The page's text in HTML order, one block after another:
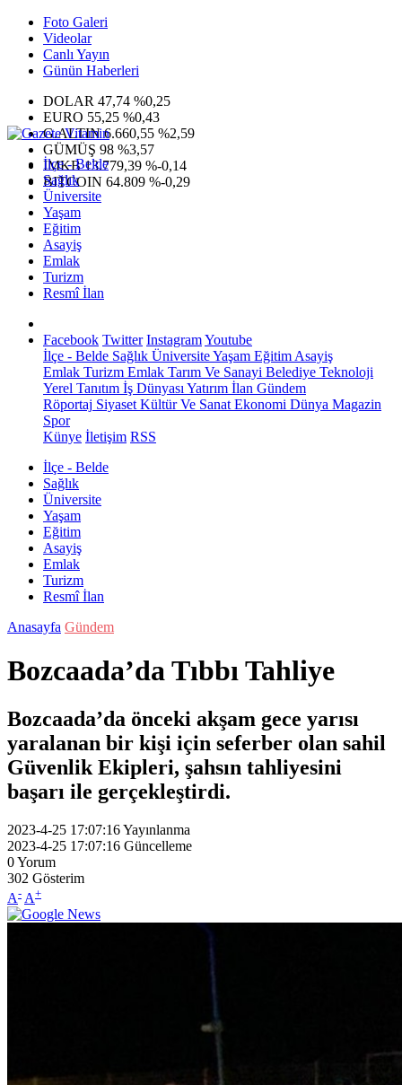
Foto Galeri
Videolar
Canlı Yayın
Günün Haberleri
DOLAR 47,74 %0,25
EURO 55,25 %0,43
G.ALTIN6.660,55 %2,59
GÜMÜŞ 98 %3,57
IMKB13.779,39 %-0,14
BITCOIN 64.809 %-0,29
İlçe - Belde
Sağlık
Üniversite
Yaşam
Eğitim
Asayiş
Emlak
Turizm
Resmî İlan
Facebook Twitter InstagramYoutube
İlçe - Belde Sağlık ÜniversiteYaşam Eğitim Asayiş
Emlak Turizm Emlak Tarım Ve Sanayi Belediye Teknoloji
Yerel Tanıtım İş Dünyası Yatırım İlan Gündem
Röportaj Siyaset Kültür Ve Sanat Ekonomi Dünya Magazin
Spor
Künye İletişim RSS
İlçe - Belde
Sağlık
Üniversite
Yaşam
Eğitim
Asayiş
Emlak
Turizm
Resmî İlan
Anasayfa Gündem
Bozcaada’da Tıbbı Tahliye
Bozcaada’da önceki akşam gece yarısı
yaralanan bir kişi için seferber olan sahil
Güvenlik Ekipleri, şahsın tahliyesini
başarı ile gerçekleştirdi.
2023-4-25 17:07:16Yayınlanma
2023-4-25 17:07:16 Güncelleme
0Yorum
302 Gösterim
A- A+